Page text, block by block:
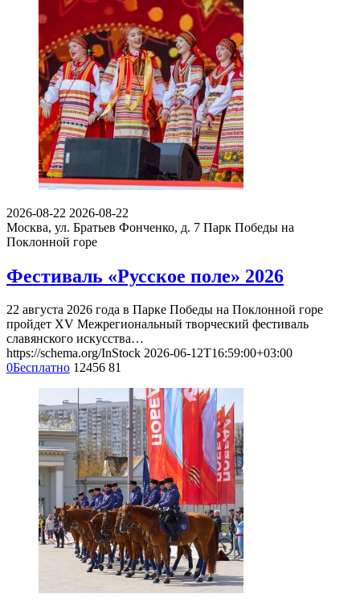
2026-08-22 2026-08-22
Москва, ул. Братьев Фонченко, д. 7 Парк Победы на
Поклонной горе
Фестиваль «Русское поле» 2026
22 августа 2026 года в Парке Победы на Поклонной горе
пройдет XV Межрегиональный творческий фестиваль
славянского искусства…
https://schema.org/InStock 2026-06-12T16:59:00+03:00
0Бесплатно 12456 81